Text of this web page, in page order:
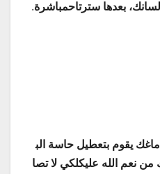
لسانك، بعدها سترتاحمباشرة.
يقوم بتعطيل حاسة الب
من نعم الله عليكلكي لا تصا